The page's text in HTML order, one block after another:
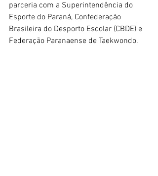
parceria com a Superintendência do
Esporte do Paraná, Confederação
Brasileira do Desporto Escolar (CBDE) e
Federação Paranaense de Taekwondo.